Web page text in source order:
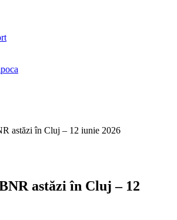
astăzi în Cluj – 12 iunie 2026
astăzi în Cluj – 12